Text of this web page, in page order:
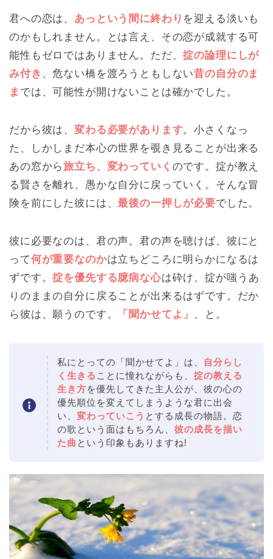
君への恋は、 あっという間に終わり を迎える淡いも
のかもしれません。とは言え、その恋が成就する可
能性もゼロではありません。ただ、掟の論理にしが
み付き 、危ない橋を渡ろうともしない昔の自分のま
ま では、可能性が開けないことは確かでした。
だから彼は、変わる必要があります。小さくなっ
た、しかしまだ本心の世界を覗き見ることが出来る
あの窓から旅立ち、変わっていく のです。掟が教え
る賢さを離れ、愚かな自分に戻っていく。そんな冒
険を前にした彼には、最後の一押しが必要でした。
彼に必要なのは、君の声。君の声を聴けば、彼にと
って何が重要なのかは立ちどころに明らかになるは
ずです。掟を優先する臆病な心は砕け、掟が嗤うあ
りのままの自分に戻ることが出来るはずです。だか
ら彼は、願うのです。
「聞かせてよ」 、と。
私にとっての「聞かせてよ」は、
自分らし
く生きる ことに憧れながらも、 掟の教える
生き方を優先してきた主人公が、彼の心の
優先順位を変えてしまうような君に出会
い、 変わっていこう とする成長の物語。恋
の歌という面はもちろん、 彼の成長を描い
た曲 という印象もありますね!